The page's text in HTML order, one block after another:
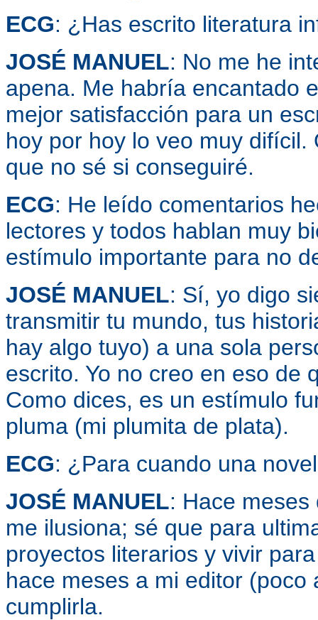
ECG: ¿Has escrito literatura
JOSÉ MANUEL: No me he
apena. Me habría encantado
mejor satisfacción para un
hoy por hoy lo veo muy
que no sé si conseguiré.
ECG: He leído comentarios
lectores y todos hablan muy
estímulo importante para no
JOSÉ MANUEL: Sí, yo digo
transmitir tu mundo, tus
hay algo tuyo) a una sola
escrito. Yo no creo en eso de
Como dices, es un estímulo
pluma (mi plumita de plata).
ECG: ¿Para cuando una
JOSÉ MANUEL: Hace
me ilusiona; sé que para
proyectos literarios y vivir
hace meses a mi editor
cumplirla.